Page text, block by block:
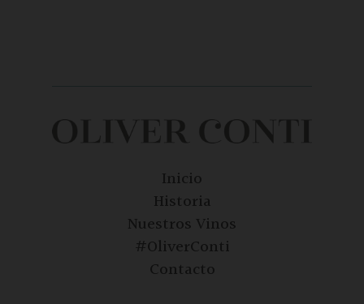
Inicio
Historia
Nuestros Vinos
#OliverConti
Contacto